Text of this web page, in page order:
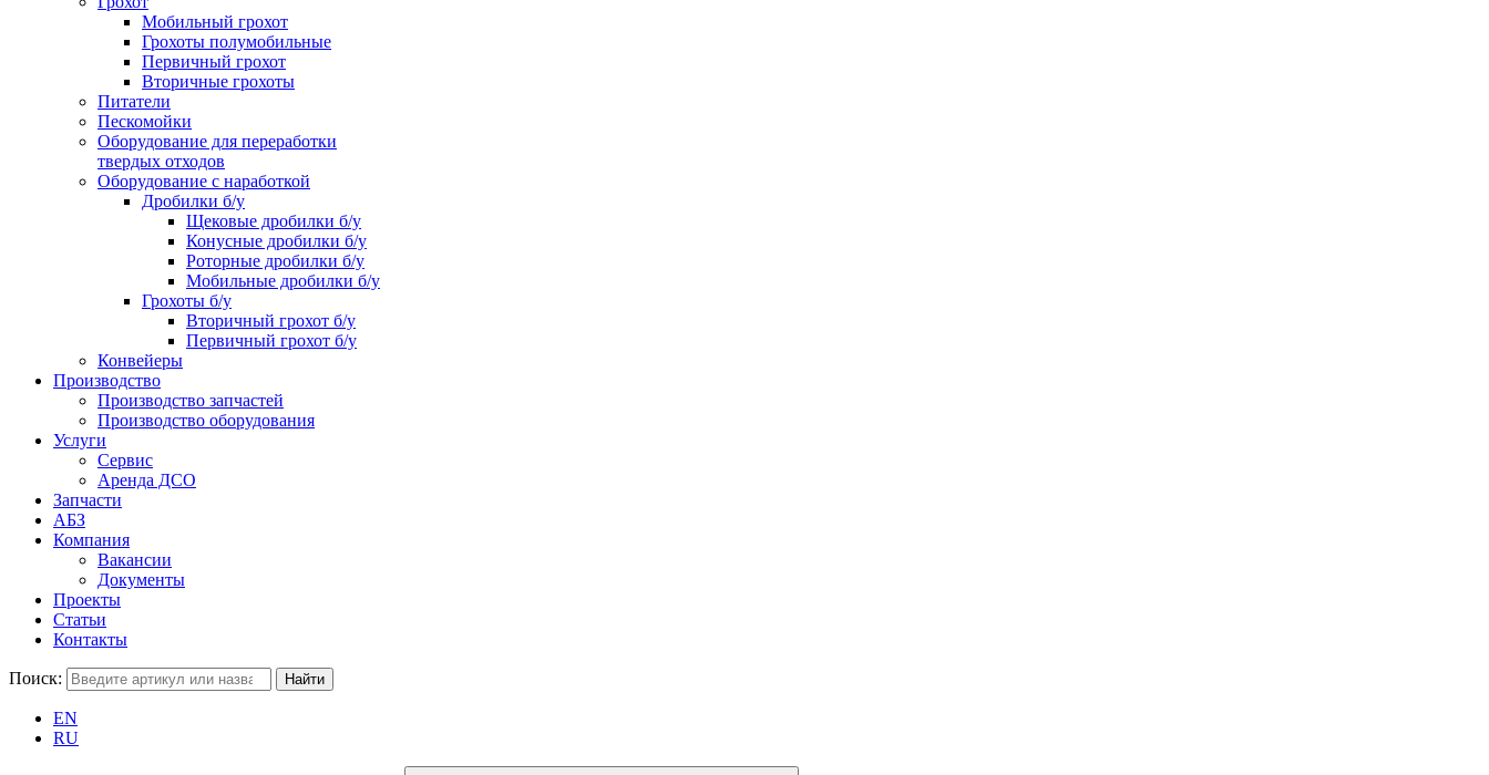
Мобильный грохот
Грохоты полумобильные
Первичный грохот
Вторичные грохоты
Питатели
Пескомойки
Оборудование для переработки
твердых отходов
Оборудование с наработкой
Дробилки б/у
Щековые дробилки б/у
Конусные дробилки б/у
Роторные дробилки б/у
Мобильные дробилки б/у
Грохоты б/у
Вторичный грохот б/у
Первичный грохот б/у
Конвейеры
Производство
Производство запчастей
Производство оборудования
Услуги
Сервис
Аренда ДСО
Запчасти
АБЗ
Компания
Вакансии
Документы
Проекты
Статьи
Контакты
Поиск:
EN
RU